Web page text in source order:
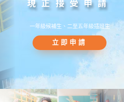
一年級候補生、二至五年級插班生
立即申請